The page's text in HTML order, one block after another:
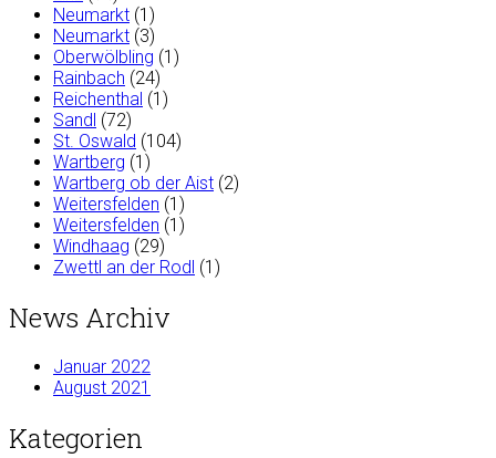
Neumarkt (1)
Neumarkt (3)
Oberwölbling (1)
Rainbach (24)
Reichenthal (1)
Sandl (72)
St. Oswald (104)
Wartberg (1)
Wartberg ob der Aist (2)
Weitersfelden (1)
Weitersfelden (1)
Windhaag (29)
Zwettl an der Rodl (1)
News Archiv
Januar 2022
August 2021
Kategorien